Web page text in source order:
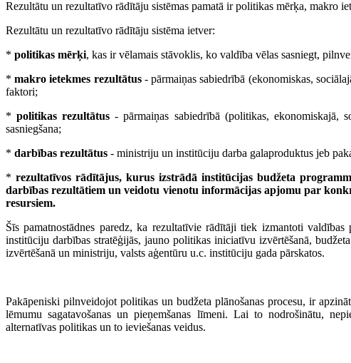
Rezultātu un rezultatīvo rādītāju sistēmas pamatā ir politikas mērķa, makro
Rezultātu un rezultatīvo rādītāju sistēma ietver:
* politikas mērķi, kas ir vēlamais stāvoklis, ko valdība vēlas sasniegt,
*makro ietekmes rezultātus- pārmaiņas sabiedrībā (ekonomiskas,
faktori;
*politikas rezultātus - pārmaiņas sabiedrībā (politikas, ekonomiskajā,
sasniegšana;
* darbības rezultātus - ministriju un institūciju darba galaproduktus jeb
*rezultatīvos rādītājus, kurus izstrādā institūcijas budžeta
darbības rezultātiem un veidotu vienotu informācijas apjomu par
resursiem.
Šīs pamatnostādnes paredz, ka rezultatīvie rādītāji tiek izmantoti
institūciju darbības stratēģijās, jauno politikas iniciatīvu izvērtēšanā,
izvērtēšanā un ministriju, valsts aģentūru u.c. institūciju gada pārskatos.
Pakāpeniski pilnveidojot politikas un budžeta plānošanas procesu, ir
lēmumu sagatavošanas un pieņemšanas līmeni. Lai to nodrošinātu,
alternatīvas politikas un to ieviešanas veidus.